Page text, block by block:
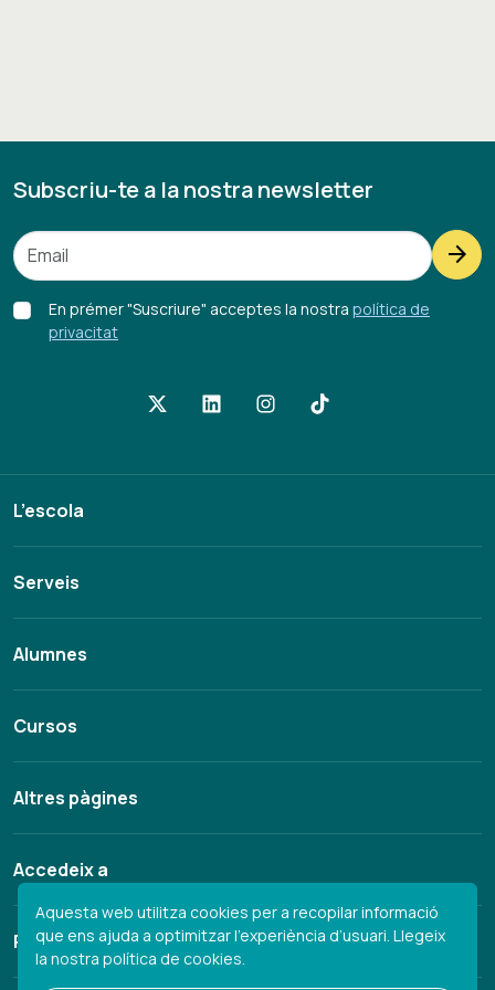
Aquesta web utilitza cookies per a recopilar informació
que ens ajuda a optimitzar l’experiència d’usuari. Llegeix
la nostra política de cookies.
Subscriu-te a la nostra newsletter
arrow_forward
En prémer "Suscriure" acceptes la nostra política de
privacitat
L’escola
Serveis
Alumnes
Cursos
Altres pàgines
Accedeix a
Pàgines legals